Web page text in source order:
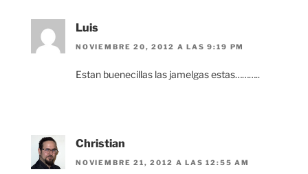
Luis
NOVIEMBRE 20, 2012 A LAS 9:19 PM
Estan buenecillas las jamelgas estas………..
Christian
NOVIEMBRE 21, 2012 A LAS 12:55 AM